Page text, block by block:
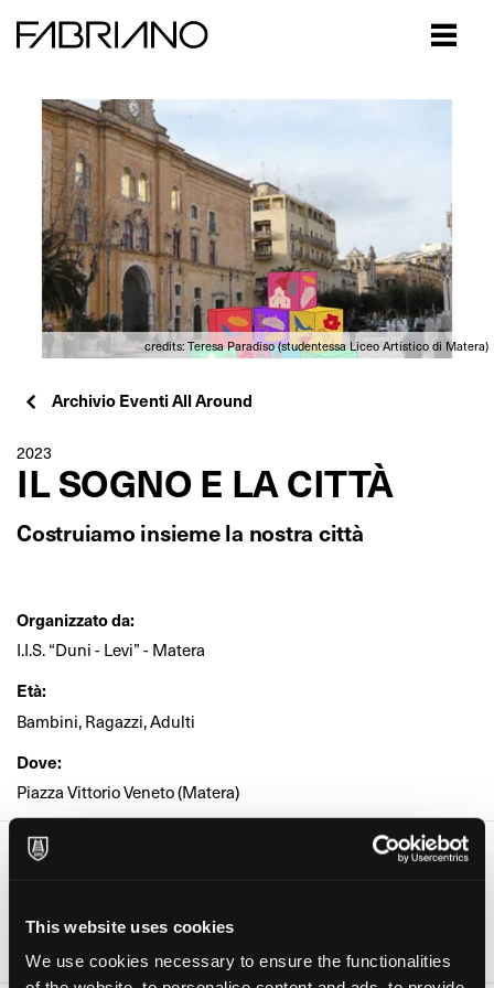
This website uses cookies
We use cookies necessary to ensure the functionalities
credits: Teresa Paradiso (studentessa Liceo Artistico di Matera)
Archivio Eventi All Around
2023
IL SOGNO E LA CITTÀ
Costruiamo insieme la nostra città
Organizzato da:
I.I.S. “Duni - Levi” - Matera
Età:
Bambini, Ragazzi, Adulti
Dove:
Piazza Vittorio Veneto (Matera)
Date e orari
13 Ott 2023 08:00-14:00